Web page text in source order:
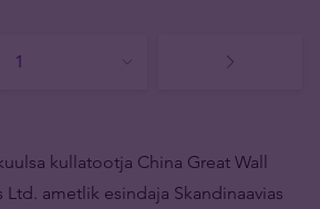
kullatootja China Great Wall
Ltd. ametlik esindaja Skandinaavias